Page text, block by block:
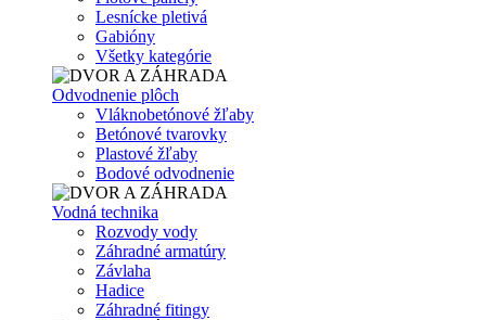
Lesnícke pletivá
Gabióny
Všetky kategórie
Odvodnenie plôch
Vláknobetónové žľaby
Betónové tvarovky
Plastové žľaby
Bodové odvodnenie
Vodná technika
Rozvody vody
Záhradné armatúry
Závlaha
Hadice
Záhradné fitingy